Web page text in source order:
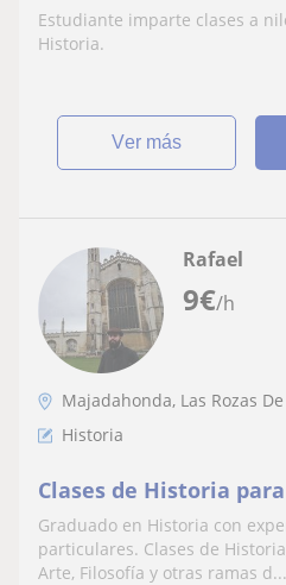
Estudiante imparte clases a
Historia.
ver más
9€/h
Rafael
Majadahonda, Las Rozas
Historia
Clases de Historia
Graduado en Historia con
particulares. Clases de
Arte, Filosofía y otras ramas d...